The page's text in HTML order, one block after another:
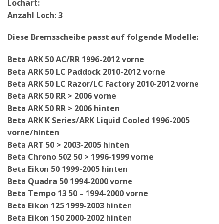
Lochart:
Anzahl Loch: 3
Diese Bremsscheibe passt auf folgende Modelle:
Beta ARK 50 AC/RR 1996-2012 vorne
Beta ARK 50 LC Paddock 2010-2012 vorne
Beta ARK 50 LC Razor/LC Factory 2010-2012 vorne
Beta ARK 50 RR > 2006 vorne
Beta ARK 50 RR > 2006 hinten
Beta ARK K Series/ARK Liquid Cooled 1996-2005
vorne/hinten
Beta ART 50 > 2003-2005 hinten
Beta Chrono 502 50 > 1996-1999 vorne
Beta Eikon 50 1999-2005 hinten
Beta Quadra 50 1994-2000 vorne
Beta Tempo 13 50 – 1994-2000 vorne
Beta Eikon 125 1999-2003 hinten
Beta Eikon 150 2000-2002 hinten